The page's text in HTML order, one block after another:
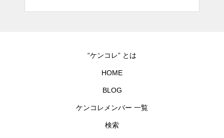
“ケンコレ” とは
HOME
BLOG
ケンコレメンバー 一覧
検索